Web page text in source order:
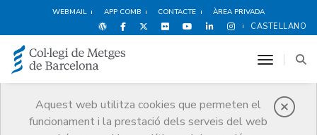
WEBMAIL APP COMB CONTACTE ÀREA PRIVADA
CASTELLANO
Aquest web utilitza cookies que permeten el
funcionament i la prestació dels serveis del web
toggle